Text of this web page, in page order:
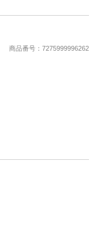
商品番号：7275999996262